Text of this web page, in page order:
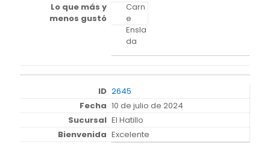
Carn
e
Ensla
da
2645
10 de julio de 2024
El Hatillo
Excelente